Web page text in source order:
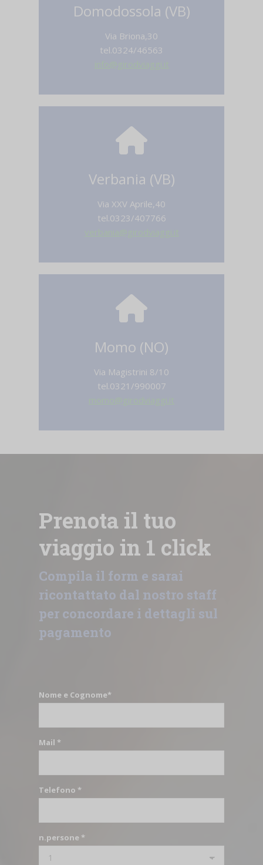
Domodossola (VB)
Via Briona,30
tel.0324/46563
Verbania (VB)
Via XXV Aprile,40
tel.0323/407766
Momo (NO)
Via Magistrini 8/10
tel.0321/990007
Prenota il tuo
viaggio in 1 click
Compila il form e sarai
ricontattato dal nostro staff
per concordare i dettagli sul
pagamento
Nome e Cognome*
Mail *
Telefono *
n.persone *